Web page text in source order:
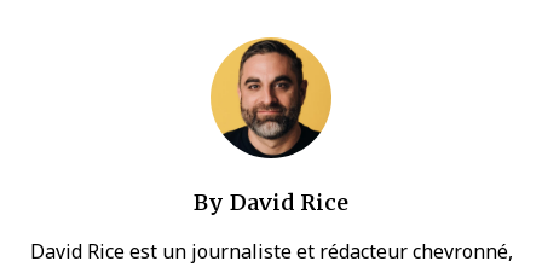
By David Rice
David Rice est un journaliste et rédacteur chevronné,